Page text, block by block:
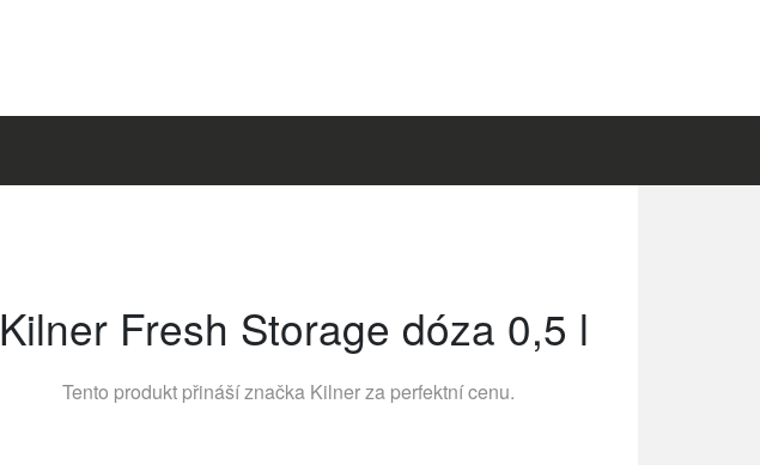
Kilner Fresh Storage dóza 0,5 l
Tento produkt přináší značka Kilnerza perfektní cenu.